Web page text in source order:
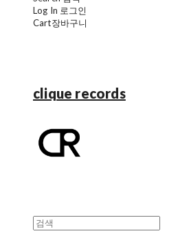
Log In 로그인
Cart장바구니
clique records